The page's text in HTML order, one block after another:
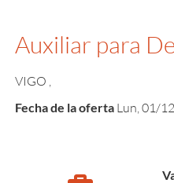
Auxiliar para
VIGO ,
Fecha de la oferta Lun, 01/